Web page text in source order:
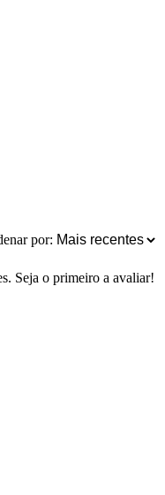
por:
Seja o primeiro a avaliar!